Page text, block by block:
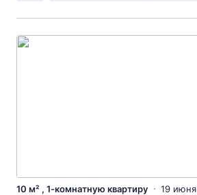
10 м² , 1-комнатную квартиру 19